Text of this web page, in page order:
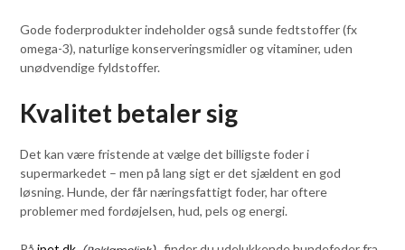
Gode foderprodukter indeholder også sunde fedtstoffer (fx
omega-3), naturlige konserveringsmidler og vitaminer, uden
unødvendige fyldstoffer.
Kvalitet betaler sig
Det kan være fristende at vælge det billigste foder i
supermarkedet – men på lang sigt er det sjældent en god
løsning. Hunde, der får næringsfattigt foder, har oftere
problemer med fordøjelsen, hud, pels og energi.